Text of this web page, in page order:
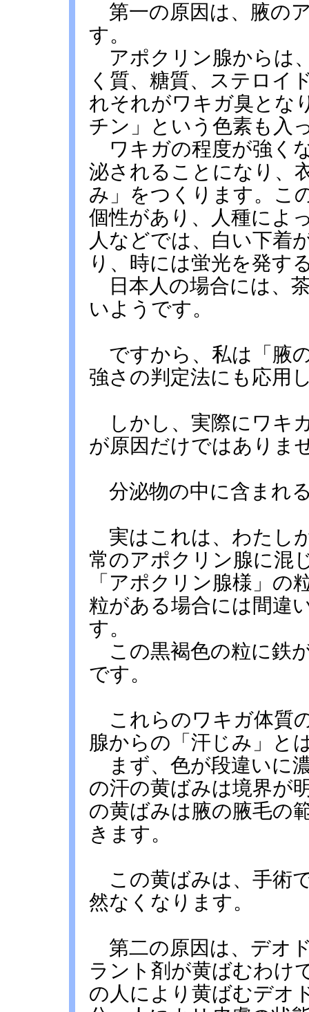
第一の原因は、腋の
す。
アポクリン腺からは
く質、糖質、ステロイ
れそれがワキガ臭とな
チン」という色素も入
ワキガの程度が強く
泌されることになり、
み」をつくります。こ
個性があり、人種によ
人などでは、白い下着
り、時には蛍光を発す
日本人の場合には、
いようです。
ですから、私は「腋
強さの判定法にも応用
しかし、実際にワキ
が原因だけではありま
分泌物の中に含まれ
実はこれは、わたし
常のアポクリン腺に混
「アポクリン腺様」の
粒がある場合には間違
す。
この黒褐色の粒に鉄
です。
これらのワキガ体質
腺からの「汗じみ」と
まず、色が段違いに
の汗の黄ばみは境界が
の黄ばみは腋の腋毛の
きます。
この黄ばみは、手術
然なくなります。
第二の原因は、デオ
ラント剤が黄ばむわけ
の人により黄ばむデオ